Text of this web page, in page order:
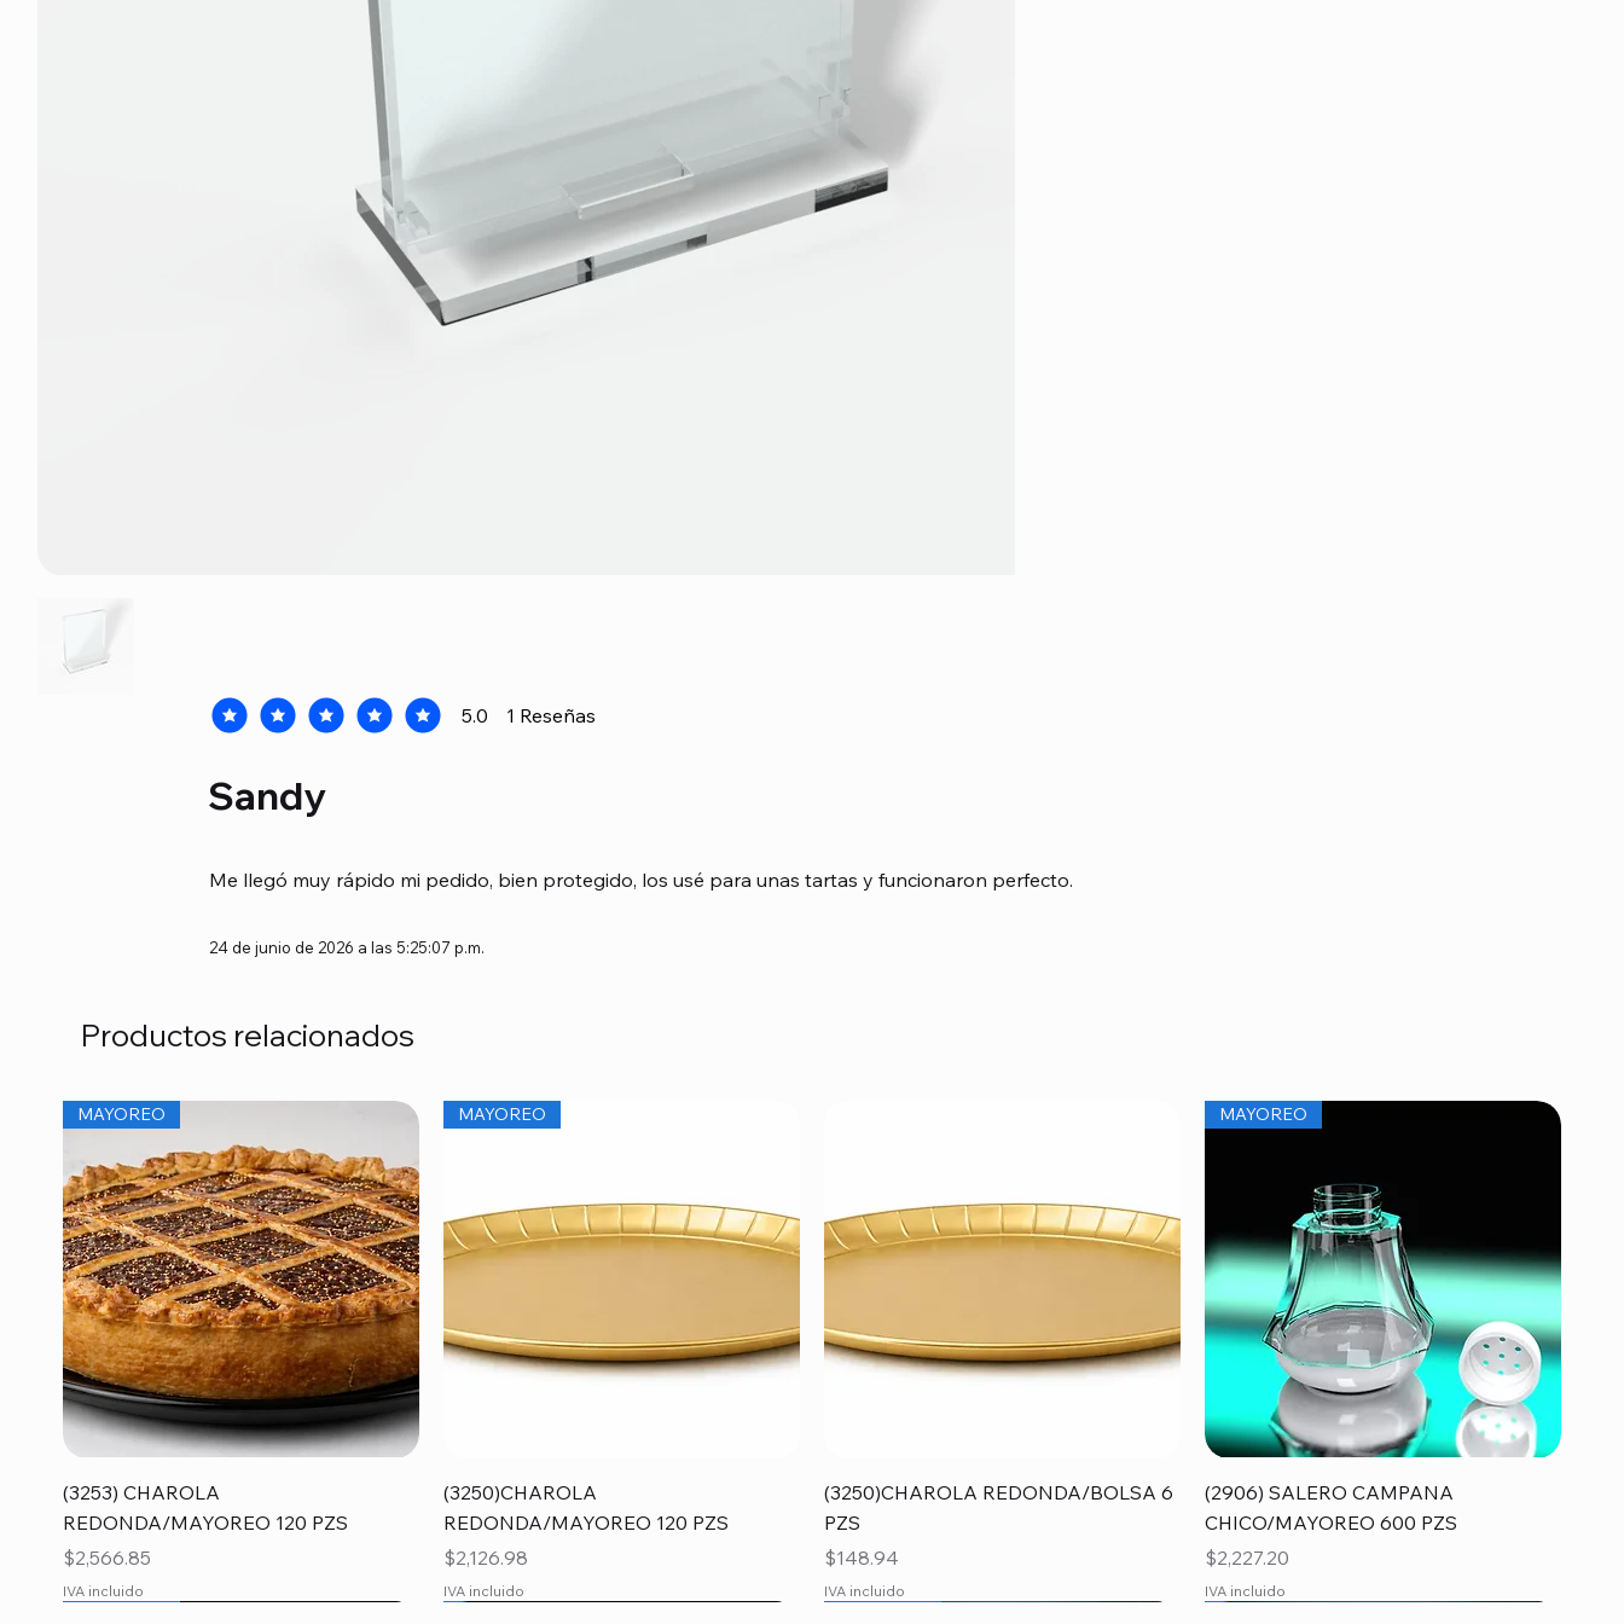
5.0 1 Reseñas
la calificación promedio es 5 de 5, basada en 1 votos, Reseñas
Sandy
Me llegó muy rápido mi pedido, bien protegido, los usé para unas tartas y funcionaron perfecto.
24 de junio de 2026 a las 5:25:07 p.m.
Productos relacionados
Vista rápida
MAYOREO
(3253) CHAROLA
REDONDA/MAYOREO 120 PZS
Precio
$2,566.85
IVA incluido
Vista rápida
MAYOREO
(3250)CHAROLA
REDONDA/MAYOREO 120 PZS
Precio
$2,126.98
IVA incluido
Vista rápida
(3250)CHAROLA REDONDA/BOLSA 6
PZS
Precio
$148.94
IVA incluido
Vista rápida
MAYOREO
(2906) SALERO CAMPANA
CHICO/MAYOREO 600 PZS
Precio
$2,227.20
IVA incluido